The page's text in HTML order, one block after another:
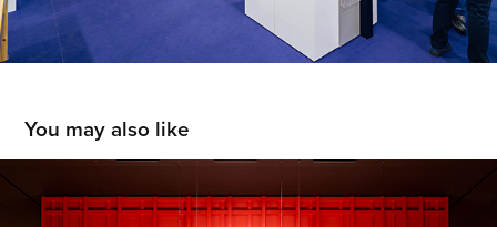
You may also like
Calligaris